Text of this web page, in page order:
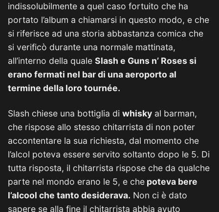
indissolubilmente a quel caso fortuito che ha
portato l’album a chiamarsi in questo modo, e che
si riferisce ad una storia abbastanza comica che
si verificò durante una normale mattinata,
all’interno della quale Slash e Guns n’ Roses si
erano fermati nel bar di una aeroporto al
termine della loro tournée.
Slash chiese una bottiglia di whisky al barman,
che rispose allo stesso chitarrista di non poter
accontentare la sua richiesta, dal momento che
l’alcol poteva essere servito soltanto dopo le 5. Di
tutta risposta, il chitarrista rispose che da qualche
parte nel mondo erano le 5, e che poteva bere
l’alcool che tanto desiderava. Non ci è dato
sapere se alla fine il chitarrista abbia avuto